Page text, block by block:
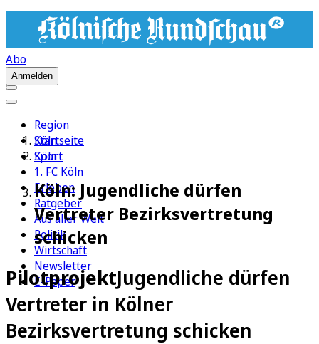
Abo
Anmelden
Region
Köln
Sport
1. FC Köln
Erleben
Ratgeber
Aus aller Welt
Politik
Wirtschaft
Newsletter
E-Paper
Startseite
Köln
Köln: Jugendliche dürfen
Vertreter Bezirksvertretung
schicken
PilotprojektJugendliche dürfen
Vertreter in Kölner
Bezirksvertretung schicken